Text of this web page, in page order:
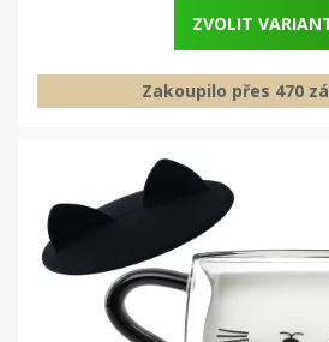
ZVOLIT
Zakoupilo přes 470